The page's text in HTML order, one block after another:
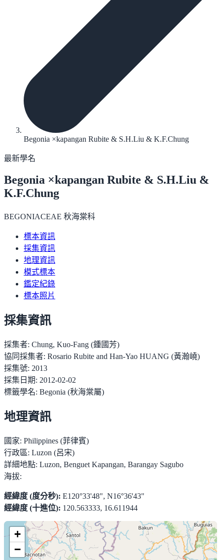
Begonia ×kapangan Rubite & S.H.Liu & K.F.Chung
最新學名
Begonia ×kapangan Rubite & S.H.Liu &
K.F.Chung
BEGONIACEAE 秋海棠科
標本資訊
採集資訊
地理資訊
模式標本
鑑定紀錄
標本照片
採集資訊
採集者: Chung, Kuo-Fang (鍾國芳)
協同採集者: Rosario Rubite and Han-Yao HUANG (黃瀚嶢)
採集號: 2013
採集日期: 2012-02-02
標籤學名: Begonia (秋海棠屬)
地理資訊
國家: Philippines (菲律賓)
行政區: Luzon (呂宋)
詳細地點: Luzon, Benguet Kapangan, Barangay Sagubo
海拔:
經緯度 (度分秒): E120°33'48", N16°36'43"
經緯度 (十進位): 120.563333, 16.611944
+
−